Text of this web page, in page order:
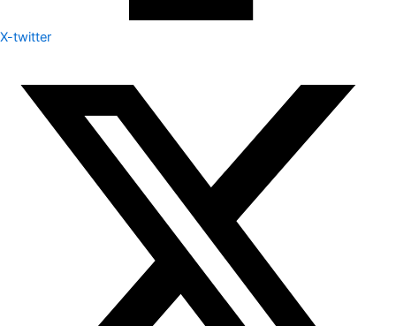
X-twitter